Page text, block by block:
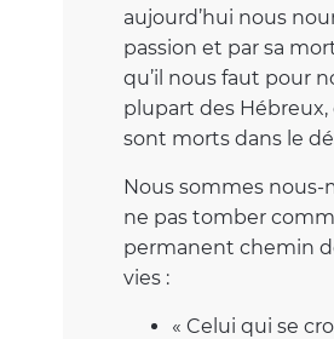
aujourd’hui nous
passion et par sa
qu’il nous faut pour
plupart des Hébreux,
sont morts dans le
Nous sommes nous-
ne pas tomber
permanent chemin
vies :
« Celui qui se